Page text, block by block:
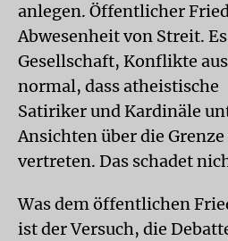
anlegen. Öffentlicher
Abwesenheit von Streit.
Gesellschaft, Konflikte
normal, dass atheistische
Satiriker und Kardinäle
Ansichten über die
vertreten. Das schadet
Was dem öffentlichen
ist der Versuch, die